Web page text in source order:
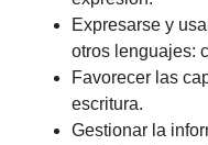
Expresarse y
otros lenguajes:
Favorecer las
escritura.
Gestionar la